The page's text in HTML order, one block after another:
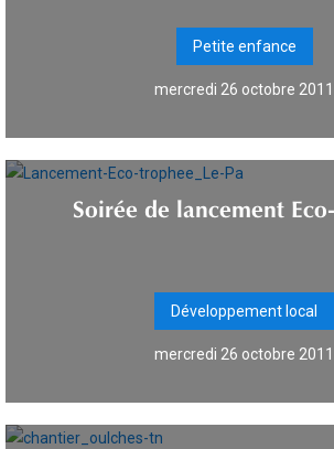
Petite enfance
mercredi 26 octobre 2011
Soirée de lancement
Développement local
mercredi 26 octobre 2011